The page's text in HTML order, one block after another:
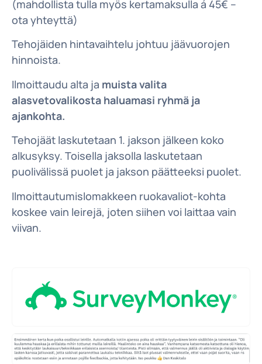
(mahdollista tulla myös kertamaksulla á 45€ –
ota yhteyttä)
Tehojäiden hintavaihtelu johtuu jäävuorojen
hinnoista.
Ilmoittaudu alta ja muista valita
alasvetovalikosta haluamasi ryhmä ja
ajankohta.
Tehojäät laskutetaan 1. jakson jälkeen koko
alkusyksy. Toisella jaksolla laskutetaan
puolivälissä puolet ja jakson päätteeksi puolet.
Ilmoittautumislomakkeen ruokavaliot-kohta
koskee vain leirejä, joten siihen voi laittaa vain
viivan.